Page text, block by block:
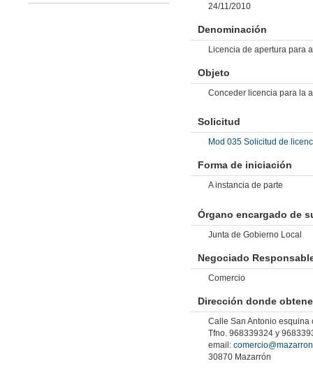
24/11/2010
Denominación
Licencia de apertura para
Objeto
Conceder licencia para la
Solicitud
Mod 035 Solicitud de
Forma de iniciación
A instancia de parte
Órgano encargado de
Junta de Gobierno Local
Negociado
Comercio
Dirección donde
Calle San Antonio esquina
Tfno. 968339324 y
email:
30870 Mazarrón